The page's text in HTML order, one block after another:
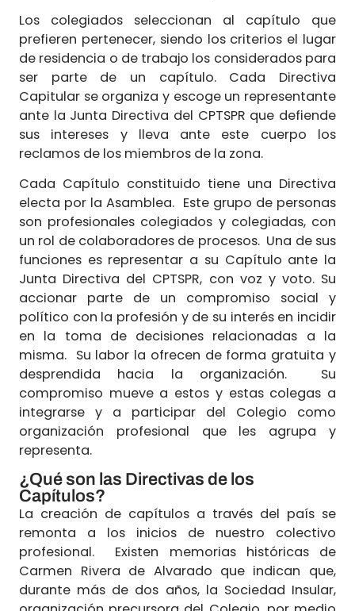
Los colegiados seleccionan al capítulo que
prefieren pertenecer, siendo los criterios el lugar
de residencia o de trabajo los considerados para
ser parte de un capítulo. Cada Directiva
Capitular se organiza y escoge un representante
ante la Junta Directiva del CPTSPR que defiende
sus intereses y lleva ante este cuerpo los
reclamos de los miembros de la zona.
Cada Capítulo constituido tiene una Directiva
electa por la Asamblea. Este grupo de personas
son profesionales colegiados y colegiadas, con
un rol de colaboradores de procesos. Una de sus
funciones es representar a su Capítulo ante la
Junta Directiva del CPTSPR, con voz y voto. Su
accionar parte de un compromiso social y
político con la profesión y de su interés en incidir
en la toma de decisiones relacionadas a la
misma. Su labor la ofrecen de forma gratuita y
desprendida hacia la organización. Su
compromiso mueve a estos y estas colegas a
integrarse y a participar del Colegio como
organización profesional que les agrupa y
representa.
¿Qué son las Directivas de los
Capítulos?
La creación de capítulos a través del país se
remonta a los inicios de nuestro colectivo
profesional. Existen memorias históricas de
Carmen Rivera de Alvarado que indican que,
durante más de dos años, la Sociedad Insular,